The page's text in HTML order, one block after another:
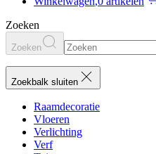
Zoeken
Zoeken
Zoekbalk sluiten
Raamdecoratie
Vloeren
Verlichting
Verf